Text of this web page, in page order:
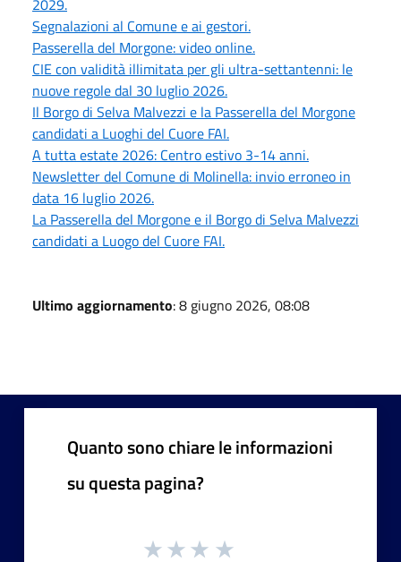
Segnalazioni al Comune e ai gestori.
Passerella del Morgone: video online.
CIE con validità illimitata per gli ultra-settantenni: le
nuove regole dal 30 luglio 2026.
Il Borgo di Selva Malvezzi e la Passerella del Morgone
candidati a Luoghi del Cuore FAI.
A tutta estate 2026: Centro estivo 3-14 anni.
Newsletter del Comune di Molinella: invio erroneo in
data 16 luglio 2026.
La Passerella del Morgone e il Borgo di Selva Malvezzi
candidati a Luogo del Cuore FAI.
Ultimo aggiornamento: 8 giugno 2026, 08:08
Quanto sono chiare le informazioni
su questa pagina?